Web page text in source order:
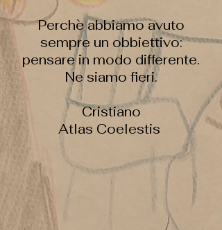
Perchè abbiamo avuto
sempre un obbiettivo:
pensare in modo differente.
Ne siamo fieri.
Cristiano
Atlas Coelestis